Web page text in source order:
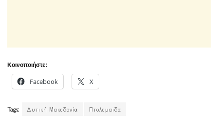
Κοινοποιήστε:
Facebook X
Tags: Δυτική Μακεδονία Πτολεμαϊδα